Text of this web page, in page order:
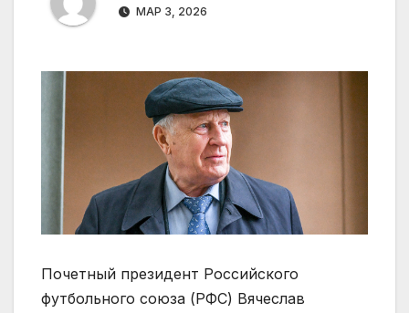
МАР 3, 2026
Почетный президент Российского
футбольного союза (РФС) Вячеслав